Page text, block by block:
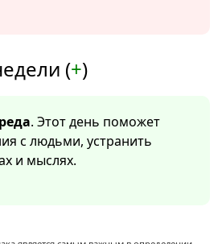
(+)
. Этот день поможет
с людьми, устранить
и мыслях.